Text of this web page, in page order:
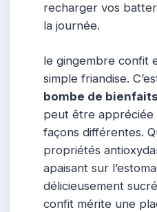
recharger vos
la journée.
le gingembre confit
simple friandise.
bombe de
peut être appréciée
façons différentes.
propriétés
apaisant sur
délicieusement
confit mérite une